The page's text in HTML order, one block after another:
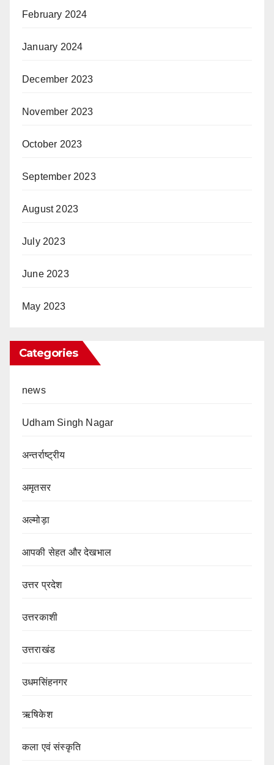
February 2024
January 2024
December 2023
November 2023
October 2023
September 2023
August 2023
July 2023
June 2023
May 2023
Categories
news
Udham Singh Nagar
अन्तर्राष्ट्रीय
अमृतसर
अल्मोड़ा
आपकी सेहत और देखभाल
उत्तर प्रदेश
उत्तरकाशी
उत्तराखंड
उधमसिंहनगर
ऋषिकेश
कला एवं संस्कृति